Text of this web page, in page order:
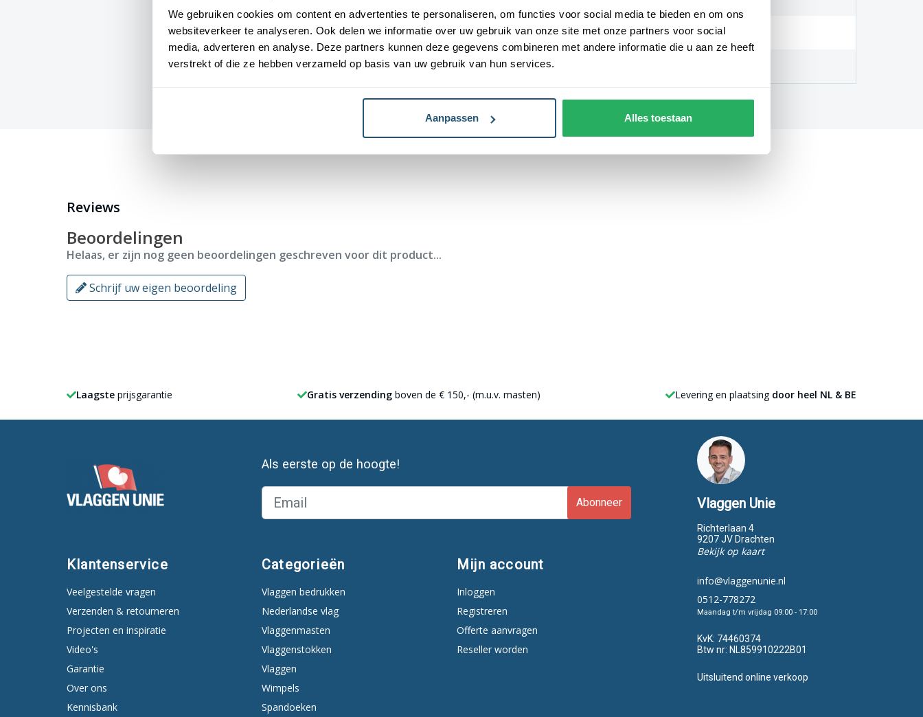
We gebruiken cookies om content en advertenties te personaliseren, om functies voor social media te bieden en om ons
websiteverkeer te analyseren. Ook delen we informatie over uw gebruik van onze site met onze partners voor social
media, adverteren en analyse. Deze partners kunnen deze gegevens combineren met andere informatie die u aan ze heeft
verstrekt of die ze hebben verzameld op basis van uw gebruik van hun services.
Aanpassen Alles toestaan
Materiaal Vlaggendoek
Bevestiging
Reviews
Beoordelingen
Helaas, er zijn nog geen beoordelingen geschreven voor dit product...
Schrijf uw eigen beoordeling
Laagste prijsgarantie Gratis verzending boven de € 150,- (m.u.v. masten) Levering en plaatsing door heel NL & BE
Als eerste op de hoogte!
Abonneer
Klantenservice
Veelgestelde vragen
Verzenden & retourneren
Projecten en inspiratie
Video's
Garantie
Over ons
Kennisbank
Categorieën
Vlaggen bedrukken
Nederlandse vlag
Vlaggenmasten
Vlaggenstokken
Vlaggen
Wimpels
Spandoeken
Mijn account
Inloggen
Registreren
Offerte aanvragen
Reseller worden
Vlaggen Unie
Richterlaan 4
9207 JV Drachten
Bekijk op kaart
info@vlaggenunie.nl
0512-778272
Maandag t/m vrijdag 09:00 - 17:00
KvK: 74460374
Btw nr: NL859910222B01
Uitsluitend online verkoop